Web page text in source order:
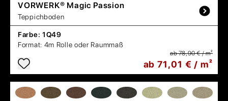
VORWERK® Magic Passion
Teppichboden
Farbe: 1Q49
Format: 4m Rolle oder Raummaß
ab 78,90 € / m²
ab 71,01 € / m²